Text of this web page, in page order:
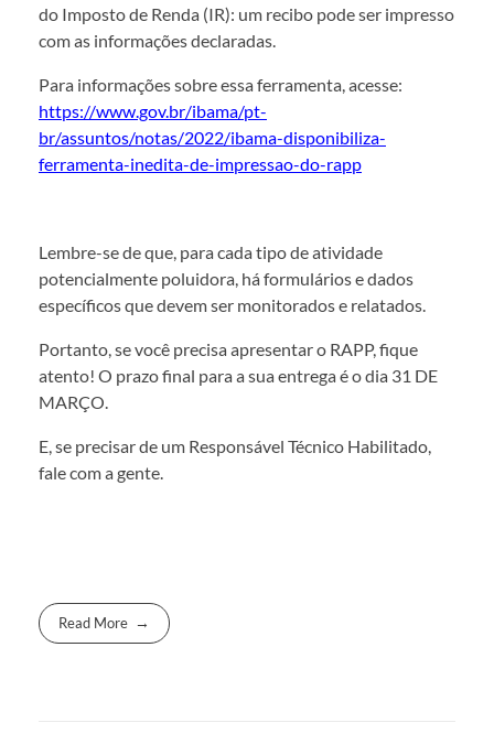
do Imposto de Renda (IR): um recibo pode ser impresso
com as informações declaradas.
Para informações sobre essa ferramenta, acesse:
https://www.gov.br/ibama/pt-
br/assuntos/notas/2022/ibama-disponibiliza-
ferramenta-inedita-de-impressao-do-rapp
Lembre-se de que, para cada tipo de atividade
potencialmente poluidora, há formulários e dados
específicos que devem ser monitorados e relatados.
Portanto, se você precisa apresentar o RAPP, fique
atento! O prazo final para a sua entrega é o dia 31 DE
MARÇO.
E, se precisar de um Responsável Técnico Habilitado,
fale com a gente.
Read More